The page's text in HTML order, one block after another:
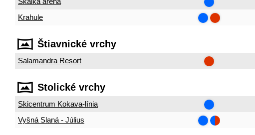
Krahule
Štiavnické vrchy
Salamandra Resort
Stolické vrchy
Skicentrum Kokava-línia
Vyšná Slaná - Július